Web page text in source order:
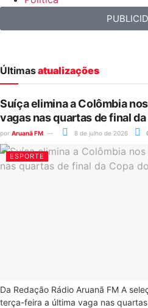
Últimasatualizações
Suíça elimina a Colômbia
vagas nas quartas de final
por Aruanã FM 8 de julho de 2026
ESPORTE
Da Redação Rádio Aruanã FM A
terça-feira a última vaga nas